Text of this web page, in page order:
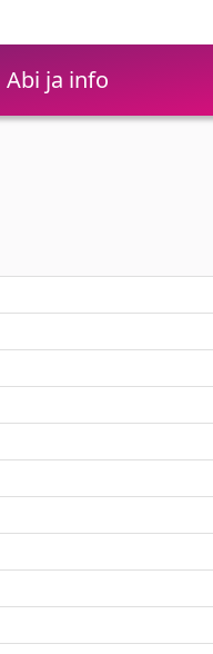
Abi ja info